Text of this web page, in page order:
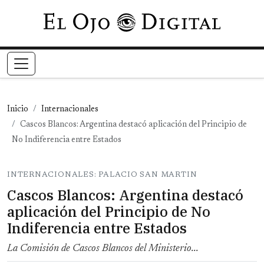
Pasar al contenido principal
Inicio
Internacionales
Cascos Blancos: Argentina destacó aplicación del Principio de
No Indiferencia entre Estados
INTERNACIONALES: PALACIO SAN MARTIN
Cascos Blancos: Argentina destacó
aplicación del Principio de No
Indiferencia entre Estados
La Comisión de Cascos Blancos del Ministerio...